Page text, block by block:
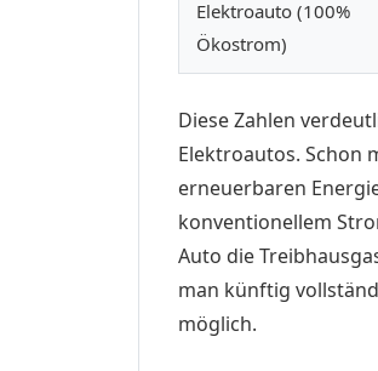
Elektroauto (100%
Ökostrom)
Diese Zahlen
Elektroautos. Schon
erneuerbaren
konventionellem
Auto die
man künftig
möglich.